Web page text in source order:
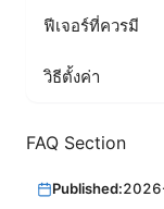
ฟีเจอร์ที่ควรมี
วิธีตั้งค่า
FAQ Section
Published: